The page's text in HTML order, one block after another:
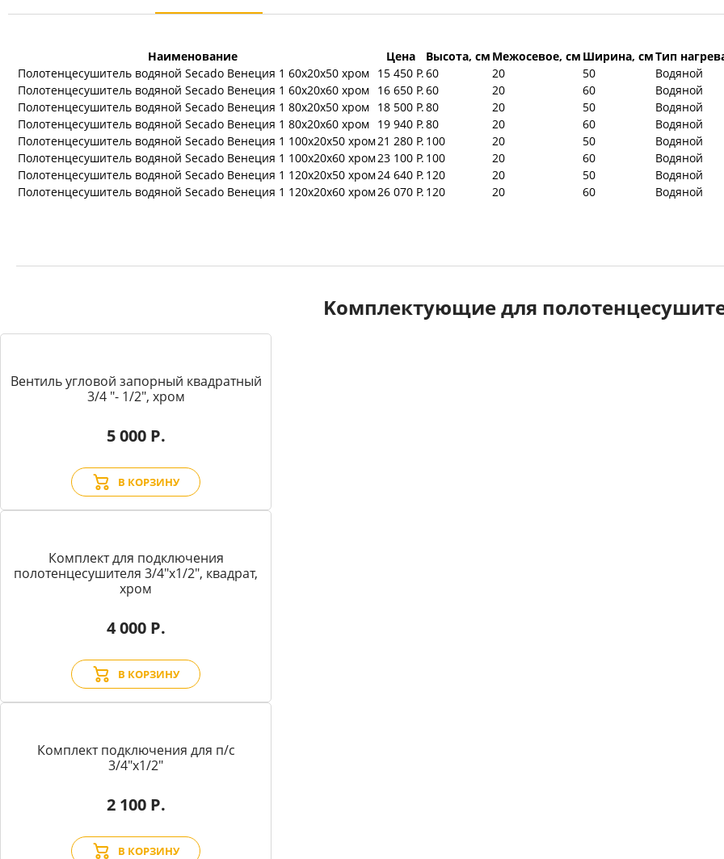
Наименование Цена Высота, см Межосевое, см Ширина, смТип
Полотенцесушитель водяной Secado Венеция 1 60x20x50 хром
15 450 Р.60 20 50
Водяной
Полотенцесушитель водяной Secado Венеция 1 60x20x60 хром
16 650 Р.60 20 60
Водяной
Полотенцесушитель водяной Secado Венеция 1 80x20x50 хром
18 500 Р.80 20 50
Водяной
Полотенцесушитель водяной Secado Венеция 1 80x20x60 хром
19 940 Р.80 20 60
Водяной
Полотенцесушитель водяной Secado Венеция 1 100x20x50 хром21 280 Р. 100 20 50
Водяной
Полотенцесушитель водяной Secado Венеция 1 100x20x60 хром23 100 Р. 100 20 60
Водяной
Полотенцесушитель водяной Secado Венеция 1 120x20x50 хром24 640 Р. 120 20 50
Водяной
Полотенцесушитель водяной Secado Венеция 1 120x20x60 хром26 070 Р. 120 20 60 Водяной
Kомплектующие для
Вентиль угловой запорный квадратный
3/4 "- 1/2", хром
5 000 Р.
В КОРЗИНУ
Комплект для подключения
полотенцесушителя 3/4"х1/2", квадрат,
хром
4 000 Р.
В КОРЗИНУ
Комплект подключения для п/с
3/4"х1/2"
2 100 Р.
В КОРЗИНУ